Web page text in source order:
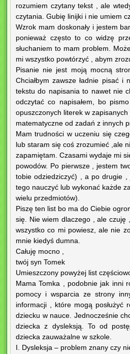
rozumiem czytany tekst , ale
czytania. Gubię linijki i nie umiem
Wzrok mam doskonały i jestem
ponieważ często to co widzę
słuchaniem to mam problem.
mi wszystko powtórzyć , abym
Pisanie nie jest moją mocną
Chciałbym zawsze ładnie pisać
tekstu do napisania to nawet nie
odczytać co napisałem, bo
opuszczonych literek w
matematyczne od zadań z innych
Mam trudności w uczeniu się
lub staram się coś zrozumieć ,ale
zapamiętam. Czasami wydaje mi
powodów. Po pierwsze , jestem
tobie odziedziczyć) , a po drugie
tego nauczyć lub wykonać każde
wielu przedmiotów).
Piszę ten list bo ma do Ciebie
się. Nie wiem dlaczego , ale
wszystko co mi powiesz, ale nie
mnie kiedyś dumna.
Całuję mocno ,
twój syn Tomek
Umieszczony powyżej list
Mama Tomka , podobnie jak inni
pomocy i wsparcia ze strony
informacji , które mogą posłużyć
dziecku w nauce. Jednocześnie
dziecka z dysleksją. To od
dziecka zauważalne w szkole.
I. Dysleksja – problem znany czy